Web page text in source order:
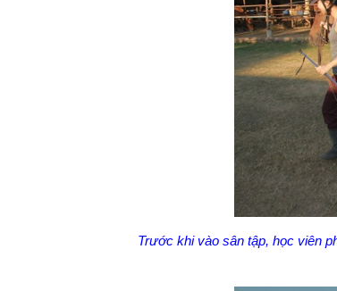
Trước khi vào sân tập, học viên